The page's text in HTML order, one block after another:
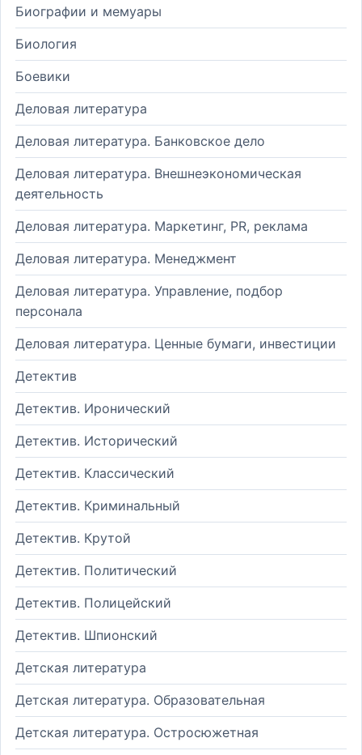
Биографии и мемуары
Биология
Боевики
Деловая литература
Деловая литература. Банковское дело
Деловая литература. Внешнеэкономическая
деятельность
Деловая литература. Маркетинг, PR, реклама
Деловая литература. Менеджмент
Деловая литература. Управление, подбор
персонала
Деловая литература. Ценные бумаги, инвестиции
Детектив
Детектив. Иронический
Детектив. Исторический
Детектив. Классический
Детектив. Криминальный
Детектив. Крутой
Детектив. Политический
Детектив. Полицейский
Детектив. Шпионский
Детская литература
Детская литература. Образовательная
Детская литература. Остросюжетная